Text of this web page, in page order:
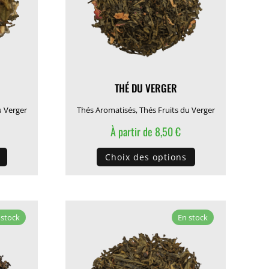
sur
la
sur
la
Verger
Ce
produit
variations.
Les
THÉ DU VERGER
Thés Aromatisés,Thés Fruits du Verger
À partir de 8,50€
Choix des options
Ce
produit
variations.
Les
peuvent
stock En stock